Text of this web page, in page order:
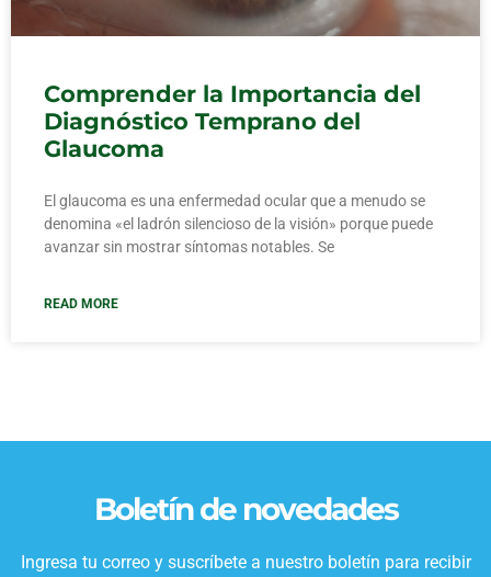
Comprender la Importancia del
Diagnóstico Temprano del
Glaucoma
El glaucoma es una enfermedad ocular que a menudo se
denomina «el ladrón silencioso de la visión» porque puede
avanzar sin mostrar síntomas notables. Se
READ MORE
Boletín de novedades
Ingresa tu correo y suscríbete a nuestro boletín para recibir